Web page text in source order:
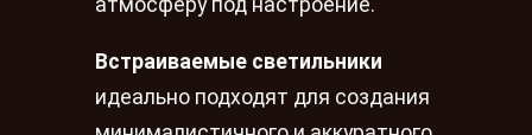
атмосферу под настроение.
Встраиваемые светильники
идеально подходят для создания